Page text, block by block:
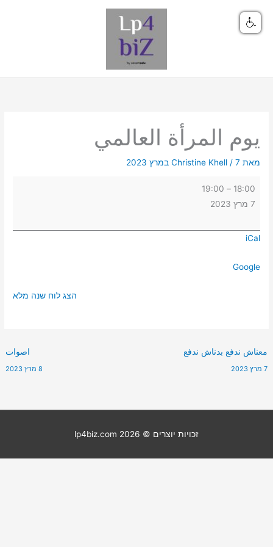
يوم المرأة العالمي
מאת Christine Khell / 7 במרץ 2023
18:00
–
19:00
7 מרץ 2023
iCal
Google
הצג לוח שנה מלא
معناش ندفع بدناش ندفع
7 מרץ 2023
اصوات
8 מרץ 2023
זכויות יוצרים © 2026 lp4biz.com